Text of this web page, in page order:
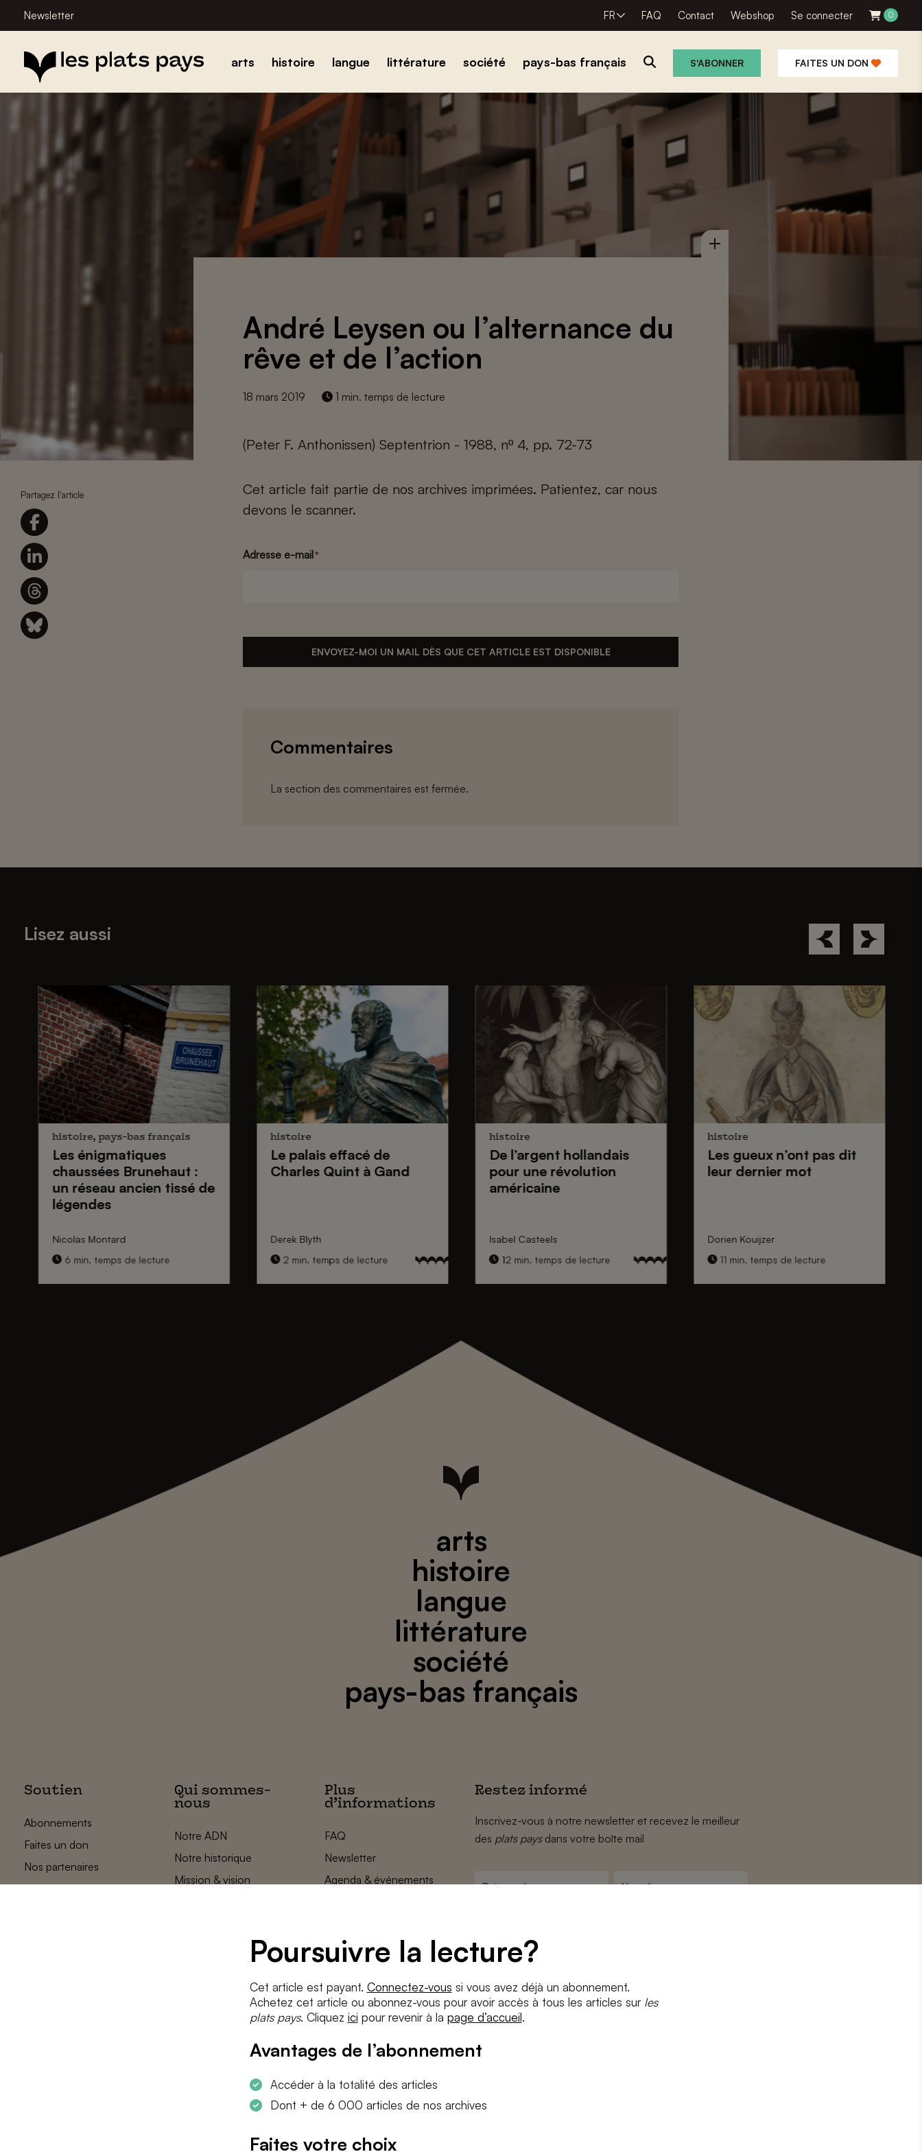
Newsletter FR FAQ Contact Webshop Se connecter 0
arts histoire langue littérature société pays-bas français S'ABONNER FAITES UN DON
Partagez l'article
André Leysen ou l’alternance du
rêve et de l’action
18 mars 2019 1 min. temps de lecture
(Peter F. Anthonissen) Septentrion - 1988, nº 4, pp. 72-73
Cet article fait partie de nos archives imprimées. Patientez, car nous
devons le scanner.
Adresse e-mail *
ENVOYEZ-MOI UN MAIL DÈS QUE CET ARTICLE EST DISPONIBLE
Commentaires
La section des commentaires est fermée.
Lisez aussi
histoire, pays-bas français
Les énigmatiques
chaussées Brunehaut:
un réseau ancien tissé de
légendes
Nicolas Montard
6 min. temps de lecture
histoire
Le palais effacé de
Charles Quintà Gand
Derek Blyth
2 min. temps de lecture
histoire
De l’argent hollandais
pour une révolution
américaine
Isabel Casteels
12 min. temps de lecture
histoire
Les gueuxn’ont pas dit
leur dernier mot
Dorien Kouijzer
11 min. temps de lecture
Poursuivre la lecture?
Cet article est payant. Connectez-vous si vous avez déjà un abonnement.
Achetez cet article ou abonnez-vous pour avoir accès à tous les articles sur les
plats pays. Cliquez ici pour revenir à la page d’accueil.
Avantages de l’abonnement
Accéder à la totalité des articles
Dont + de 6 000 articles de nos archives
Faites votre choix
arts
histoire
langue
littérature
société
pays-bas français
Soutien
Abonnements
Faites un don
Nos partenaires
Qui sommes-
nous
Notre ADN
Notre historique
Mission & vision
Plus
d’informations
FAQ
Newsletter
Agenda & événements
Paramètres des cookies
Restez informé
Inscrivez-vous à notre newsletter et recevez le meilleur
des plats paysdans votre boîte mail
e-
mail
Conditions *
J'accepteles termes et conditionsetla politique de confidentialité